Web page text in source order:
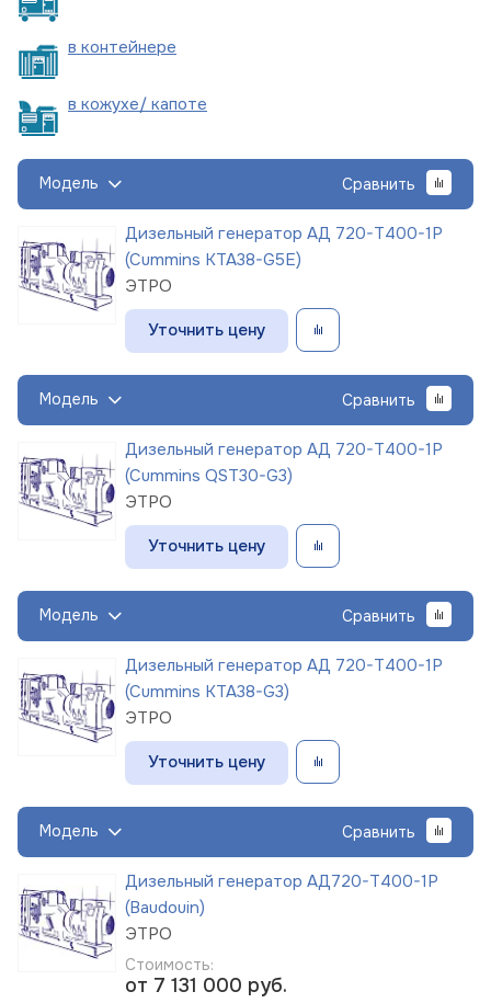
в контейнере
в кожухе/ капоте
Модель Сравнить
Дизельный генератор АД 720-Т400-1Р
(Cummins KTA38-G5E)
ЭТРО
Уточнить цену
Модель Сравнить
Дизельный генератор АД 720-Т400-1Р
(Cummins QST30-G3)
ЭТРО
Уточнить цену
Модель Сравнить
Дизельный генератор АД 720-Т400-1Р
(Cummins KTA38-G3)
ЭТРО
Уточнить цену
Модель Сравнить
Дизельный генератор АД720-Т400-1Р
(Baudouin)
ЭТРО
Стоимость:
от 7 131 000 руб.